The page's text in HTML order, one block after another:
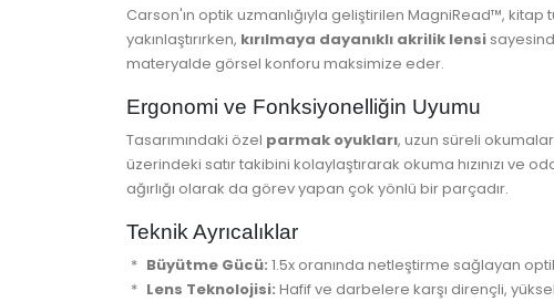
Carson'ın optik uzmanlığıyla geliştirilen MagniRead™,
yakınlaştırırken, kırılmaya dayanıklı akrilik lensi
materyalde görsel konforu maksimize eder.
Ergonomi ve Fonksiyonelliğin Uyumu
Tasarımındaki özel parmak oyukları, uzun süreli
üzerindeki satır takibini kolaylaştırarak okuma hızınızı ve
ağırlığı olarak da görev yapan çok yönlü bir parçadır.
Teknik Ayrıcalıklar
Büyütme Gücü: 1.5x oranında netleştirme sağlayan
Lens Teknolojisi: Hafif ve darbelere karşı dirençli,